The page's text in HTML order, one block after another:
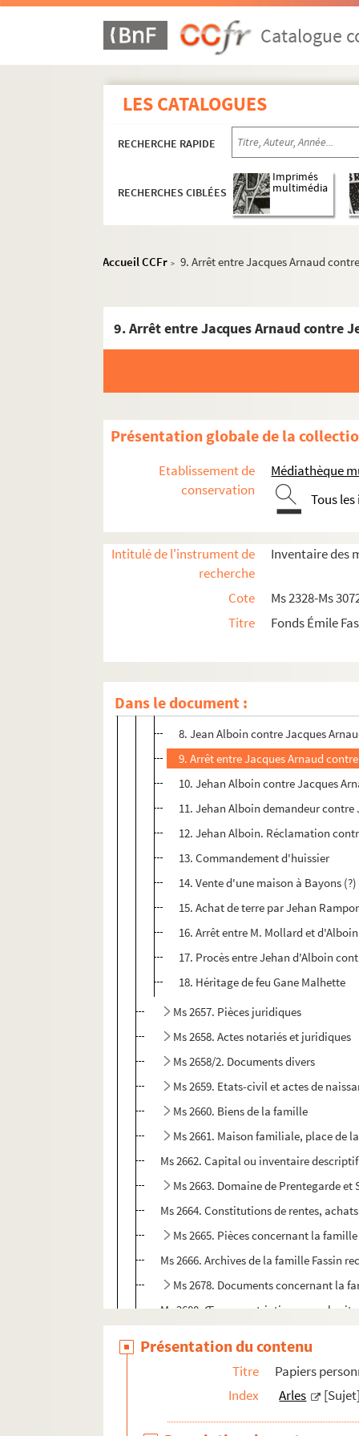
Catalogue
LES CATALOGUES
RECHERCHE RAPIDE
RECHERCHES CIBLÉES
Imprimés
multimédia
Accueil CCFr > 9. Arrêt entre Jacques Arnaud
9. Arrêt entre Jacques Arnaud contre
Présentation globale de la
Etablissement de
conservation
Médiathèque
Tous
Intitulé de l'instrument de
recherche
Inventaire des
Cote
Ms 2328-Ms
Titre
Fonds Émile
Dans le document :
Papiers personnels
Archives de la famille Fassin : état-civil,
Ms 2656. Pièces de procédure
1. A mes seigneurs du Parlement.
5. Achat de terres vendues par M.
6. Echange passé entre André
7. Jugement. Appelant Jehan
8. Jean Alboin contre Jacques
9. Arrêt entre Jacques Arnaud
10. Jehan Alboin contre Jacques
11. Jehan Alboin demandeur
12. Jehan Alboin. Réclamation
13. Commandement d'huissier
14. Vente d'une maison à Bayons
15. Achat de terre par Jehan
16. Arrêt entre M. Mollard et d'Alboin
17. Procès entre Jehan d'Alboin
18. Héritage de feu Gane Malhette
Ms 2657. Pièces juridiques
Ms 2658. Actes notariés et juridiques
Ms 2658/2. Documents divers
Ms 2659. Etats-civil et actes de
Ms 2660. Biens de la famille
Ms 2661. Maison familiale, place de
Ms 2662. Capital ou inventaire
Ms 2663. Domaine de Prentegarde
Ms 2664. Constitutions de rentes,
Ms 2665. Pièces concernant la
Ms 2666. Archives de la famille Fassin
Ms 2678. Documents concernant la
Ms 2680. Œuvres patriotiques ou
Présentation du contenu
Titre
Papiers
Index
Arles